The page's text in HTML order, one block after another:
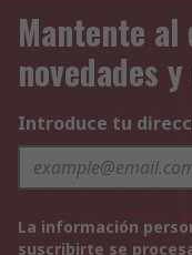
Mantente
novedades
Introduce tu
La información
suscribirte se